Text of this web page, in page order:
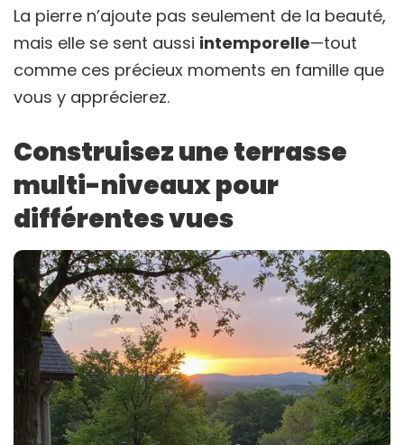
La pierre n’ajoute pas seulement de la beauté,
mais elle se sent aussi intemporelle—tout
comme ces précieux moments en famille que
vous y apprécierez.
Construisez une terrasse
multi-niveaux pour
différentes vues